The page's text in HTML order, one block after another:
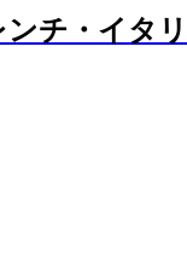
チ・イタ